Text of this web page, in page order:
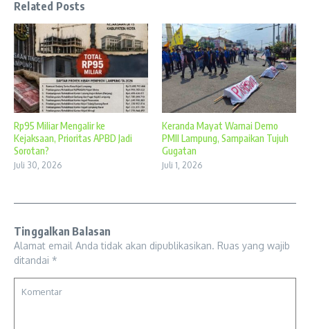
Related Posts
Rp95 Miliar Mengalir ke
Kejaksaan, Prioritas APBD Jadi
Sorotan?
Juli 30, 2026
Keranda Mayat Warnai Demo
PMII Lampung, Sampaikan Tujuh
Gugatan
Juli 1, 2026
Tinggalkan Balasan
Alamat email Anda tidak akan dipublikasikan. Ruas yang wajib
ditandai *